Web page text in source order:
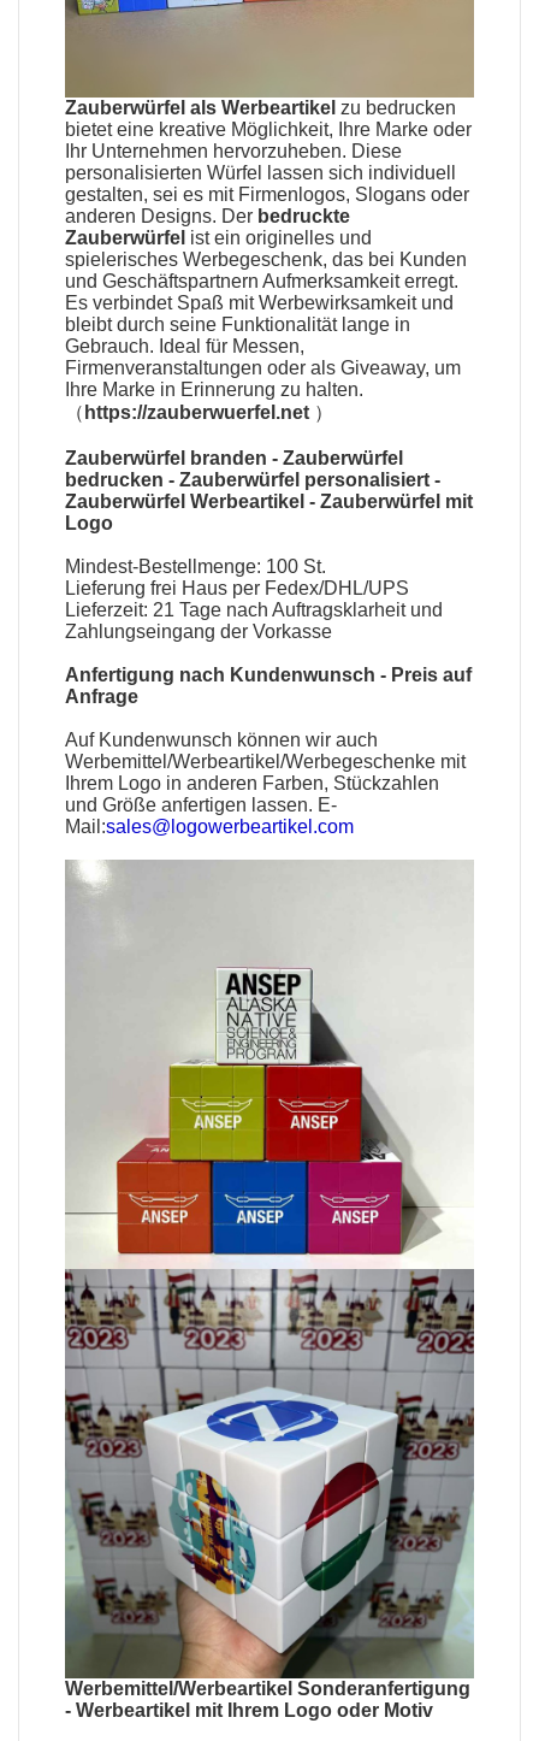
Zauberwürfel als Werbeartikelzu bedrucken
bietet eine kreative Möglichkeit, Ihre Marke oder
Ihr Unternehmen hervorzuheben. Diese
personalisierten Würfel lassen sich individuell
gestalten, sei es mit Firmenlogos, Slogans oder
anderen Designs. Der bedruckte
Zauberwürfel ist ein originelles und
spielerisches Werbegeschenk, das bei Kunden
und Geschäftspartnern Aufmerksamkeit erregt.
Es verbindet Spaß mit Werbewirksamkeit und
bleibt durch seine Funktionalität lange in
Gebrauch. Ideal für Messen,
Firmenveranstaltungen oder als Giveaway, um
Ihre Marke in Erinnerung zu halten.
（ https://zauberwuerfel.net ）
Zauberwürfel branden -Zauberwürfel
bedrucken -Zauberwürfel personalisiert -
Zauberwürfel Werbeartikel -Zauberwürfel mit
Logo
Mindest-Bestellmenge: 100 St.
Lieferung frei Haus per Fedex/DHL/UPS
Lieferzeit: 21 Tage nach Auftragsklarheit und
Zahlungseingang der Vorkasse
Anfertigung nach Kundenwunsch - Preis auf
Anfrage
Auf Kundenwunsch können wir auch
Werbemittel/Werbeartikel/Werbegeschenke mit
Ihrem Logo in anderen Farben, Stückzahlen
und Größe anfertigen lassen. E-
Mail:sales@logowerbeartikel.com
Werbemittel/Werbeartikel Sonderanfertigung
-Werbeartikel mit Ihrem Logo oder Motiv